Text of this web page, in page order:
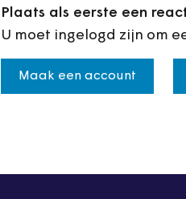
Plaats als eerste een
U moet ingelogd zijn om
Maak een account